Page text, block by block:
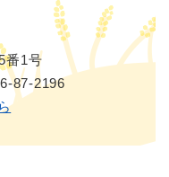
番1号
87-2196